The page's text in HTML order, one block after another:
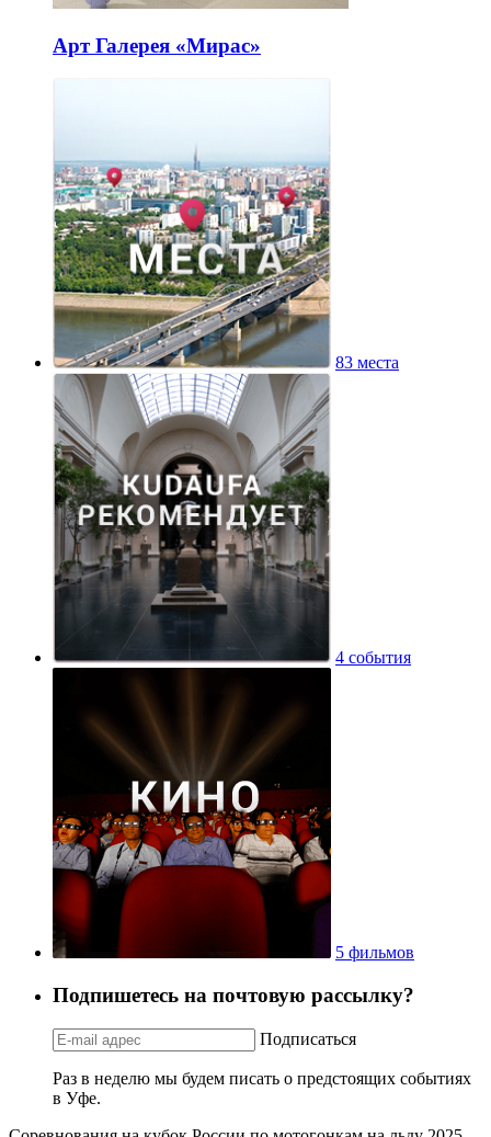
Арт Галерея «Мирас»
83 места
4 события
5 фильмов
Подпишетесь на почтовую рассылку?
Подписаться
Раз в неделю мы будем писать о предстоящих событиях
в Уфе.